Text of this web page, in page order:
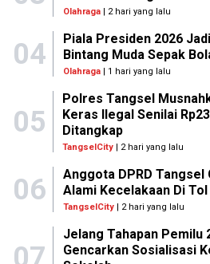
Olahraga| 2 hari yang lalu
04
Piala Presiden 2026
Bintang Muda Sepak
Olahraga| 1 hari yang lalu
05
Polres Tangsel
Keras Ilegal Senilai
Ditangkap
TangselCity | 2 hari yang lalu
06
Anggota DPRD Tangsel
Alami Kecelakaan Di Tol
TangselCity| 2 hari yang lalu
07
Jelang Tahapan Pemilu
Gencarkan Sosialisasi